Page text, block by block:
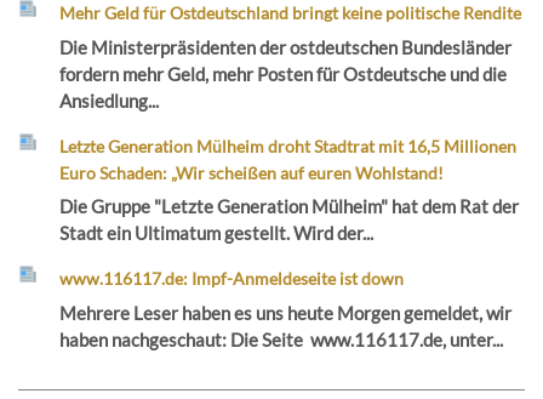
Mehr Geld für Ostdeutschland bringt keine politische Rendite
Die Ministerpräsidenten der ostdeutschen Bundesländer
fordern mehr Geld, mehr Posten für Ostdeutsche und die
Ansiedlung...
Letzte Generation Mülheim droht Stadtrat mit 16,5 Millionen
Euro Schaden: „Wir scheißen auf euren Wohlstand!
Die Gruppe "Letzte Generation Mülheim" hat dem Rat der
Stadt ein Ultimatum gestellt. Wird der...
www.116117.de: Impf-Anmeldeseite ist down
Mehrere Leser haben es uns heute Morgen gemeldet, wir
haben nachgeschaut: Die Seite www.116117.de, unter...